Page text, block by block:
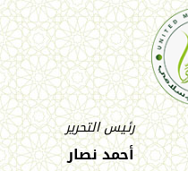
رئيس التحرير
أحمد نصار